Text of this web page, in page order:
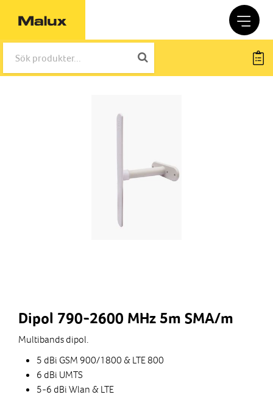
Dipol 790-2600 MHz 5m SMA/m
Multibands dipol.
5 dBi GSM 900/1800 & LTE 800
6 dBi UMTS
5-6 dBi Wlan & LTE